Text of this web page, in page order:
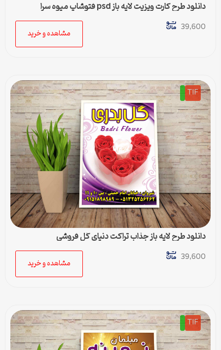
دانلود طرح کارت ویزیت لایه باز psd فتوشاپ میوه سرا
39,600
مشاهده و خرید
TIF
دانلود طرح لایه باز جذاب تراکت دنیای گل فروشی
39,600
مشاهده و خرید
TIF